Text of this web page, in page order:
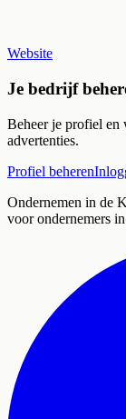
Website
Je bedrijf
Beheer je profiel
advertenties.
Profiel beheren
Ondernemen in de
voor ondernemers